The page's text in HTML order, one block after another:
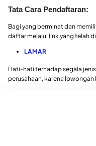
Tata Cara Pendaftaran:
Bagi yang berminat dan
daftar melalui link yang telah
LAMAR
Hati-hati terhadap segala
perusahaan, karena